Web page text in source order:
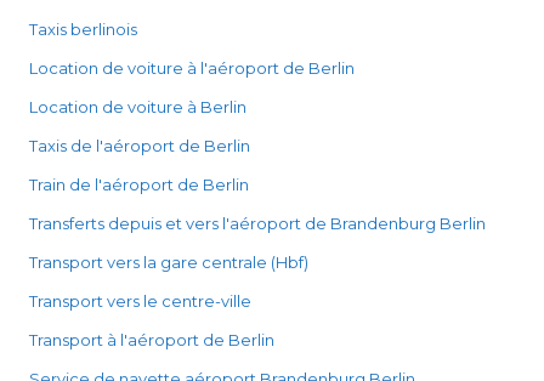
Taxis berlinois
Location de voiture à l'aéroport de Berlin
Location de voiture à Berlin
Taxis de l'aéroport de Berlin
Train de l'aéroport de Berlin
Transferts depuis et vers l'aéroport de Brandenburg Berlin
Transport vers la gare centrale (Hbf)
Transport vers le centre-ville
Transport à l'aéroport de Berlin